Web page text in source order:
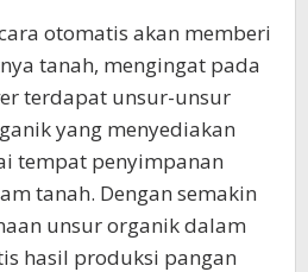
otomatis akan memberi
tanah, mengingat pada
terdapat unsur-unsur
yang menyediakan
tempat penyimpanan
tanah. Dengan semakin
unsur organik dalam
hasil produksi pangan